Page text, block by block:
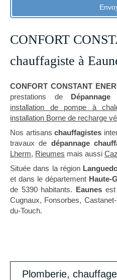
CONFORT
chauffagiste à
CONFORT CONSTANT
prestations de Dépannage
installation de pompe à
installation Borne de recharge
Nos artisans chauffagistes
travaux de dépannage
Lherm, Rieumes mais aussi
Située dans la région
et dans le département Haute-
de 5390 habitants. Eaunes
Cugnaux, Fonsorbes,
du-Touch.
Plomberie,